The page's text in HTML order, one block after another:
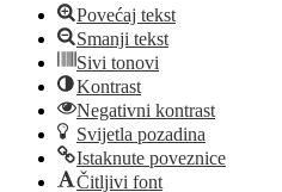
Povećaj tekst
Smanji tekst
Sivi tonovi
Kontrast
Negativni kontrast
Svijetla pozadina
Istaknute poveznice
Čitljivi font